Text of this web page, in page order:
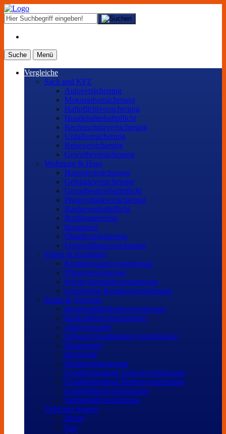
Suche Menü
Vergleiche
Sach und KFZ
Autoversicherung
Motorradversicherung
Haftpflichtversicherung
Hundehalterhaftpflicht
Rechtsschutzversicherung
Unfallversicherung
Reiseversicherung
Gewerbeversicherung
Wohnung & Haus
Hausratversicherung
Gebäudeversicherung
Grundbesitzerhaftpflicht
Photovoltaikversicherung
Bauherrenhaftpflicht
Baufinanzierung
Bausparen
Öltankversicherung
Feuerrohbauversicherung
Pflege & Krankheit
Krankenzusatzversicherung
Pflegeversicherung
Private Krankenversicherung
Gesetzliche Krankenversicherung
Rente & Vorsorge
Berufs­unfähigkeitsversicherung
Risikolebensversicherung
Altersvorsorge
Schwere Krankheiten Versicherung
Riesterrente
Basisrente
Rentenversicherung
Fondsgebundene Lebensversicherung
Fondsgebundene Rentenversicherung
Kapitallebensversicherung
Sterbegeldversicherung
Geld und Sparen
Strom
Gas